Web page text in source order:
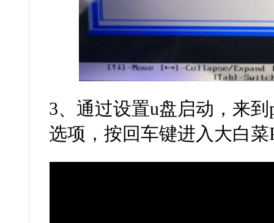
3、通过设置u盘启动，来到
选项，按回车键进入大白菜